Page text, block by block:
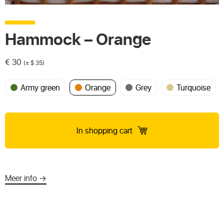
Hammock – Orange
€ 30 (± $ 35)
Army green Orange Grey Turquoise
In shopping cart
Meer info →